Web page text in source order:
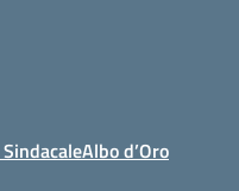
Albo d’Oro